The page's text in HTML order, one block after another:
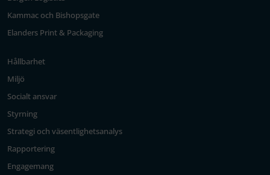
Kammac och Bishopsgate
Elanders Print & Packaging
Hållbarhet
Miljö
Socialt ansvar
Styrning
Strategi och väsentlighetsanalys
Rapportering
Engagemang